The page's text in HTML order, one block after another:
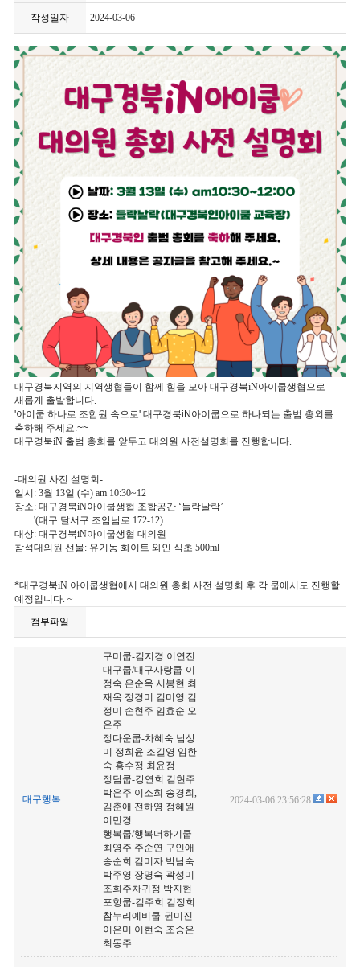
작성일자 2024-03-06
대구경북지역의 지역생협들이 함께 힘을 모아 대구경북iN아이쿱생협으로
새롭게 출발합니다.
'아이쿱 하나로 조합원 속으로' 대구경북iN아이쿱으로 하나되는 출범 총외를
축하해 주세요.~~
대구경북iN 출범 총회를 앞두고 대의원 사전설명회를 진행합니다.
-대의원 사전 설명회 -
일시 : 3월 13일 (수) am 10:30~12
장소: 대구경북iN아이쿱생협 조합공간 ‘들락날락’
'(대구 달서구 조암남로 172-12)
대상: 대구경북iN아이쿱생협 대의원
참석대의원 선물: 유기농 화이트 와인 식초 500ml
*대구경북iN 아이쿱생협에서 대의원 총회 사전 설명회 후 각 쿱에서도 진행할
예정입니다. ~
첨부파일
대구행복
구미쿱-김지경 이연진
대구쿱/대구사랑쿱-이
정숙 은순옥 서봉현 최
재옥 정경미 김미영 김
정미 손현주 임효순 오
은주
정다운쿱-차혜숙 남상
미 정희윤 조길영 임한
숙 홍수정 최윤정
정담쿱-강연희 김현주
박은주 이소희 송경희,
김춘애 전하영 정혜원
이민경
행복쿱/행복더하기쿱-
최영주 주순연 구인애
송순희 김미자 박남숙
박주영 장명숙 곽성미
조희주차귀정 박지현
포항쿱-김주희 김정희
참누리예비쿱-권미진
이은미 이현숙 조승은
최동주
2024-03-06 23:56:28